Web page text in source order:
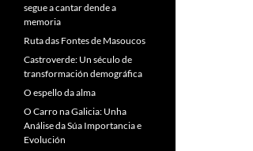
segue a cantar dende a
memoria
Ruta das Fontes de Masoucos
Castroverde: Un século de
transformación demográfica
O espello da alma
O Carro na Galicia: Unha
Análise da Súa Importancia e
Evolución